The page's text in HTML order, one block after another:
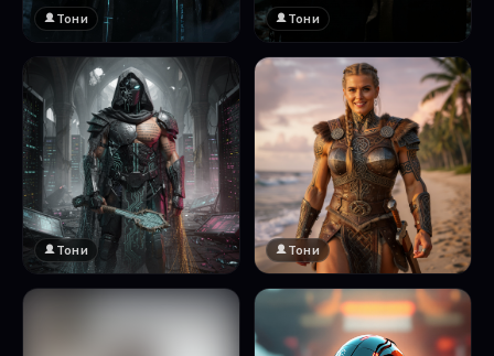
Тони Тони
Тони Тони